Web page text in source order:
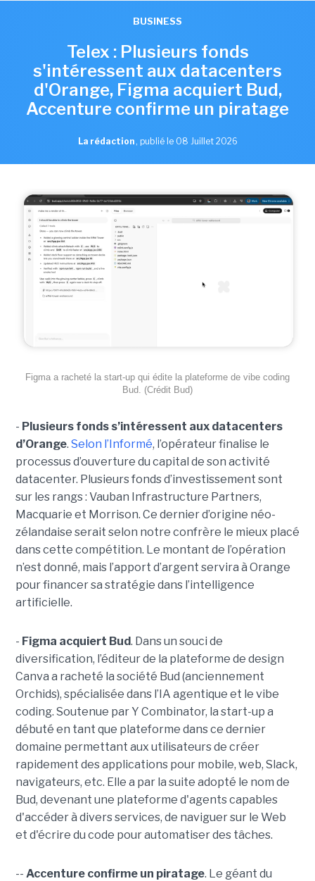
BUSINESS
Telex : Plusieurs fonds
s'intéressent aux datacenters
d'Orange, Figma acquiert Bud,
Accenture confirme un piratage
La rédaction , publié le 08 Juillet 2026
Figma a racheté la start-up qui édite la plateforme de vibe coding
Bud. (Crédit Bud)
- Plusieurs fonds s’intéressent aux datacenters
d’Orange. Selon l’Informé, l’opérateur finalise le
processus d’ouverture du capital de son activité
datacenter. Plusieurs fonds d’investissement sont
sur les rangs : Vauban Infrastructure Partners,
Macquarie et Morrison. Ce dernier d’origine néo-
zélandaise serait selon notre confrère le mieux placé
dans cette compétition. Le montant de l’opération
n’est donné, mais l’apport d’argent servira à Orange
pour financer sa stratégie dans l’intelligence
artificielle.
- Figma acquiert Bud. Dans un souci de
diversification, l’éditeur de la plateforme de design
Canva a racheté la société Bud (anciennement
Orchids), spécialisée dans l’IA agentique et le vibe
coding. Soutenue par Y Combinator, la start-up a
débuté en tant que plateforme dans ce dernier
domaine permettant aux utilisateurs de créer
rapidement des applications pour mobile, web, Slack,
navigateurs, etc. Elle a par la suite adopté le nom de
Bud, devenant une plateforme d'agents capables
d'accéder à divers services, de naviguer sur le Web
et d'écrire du code pour automatiser des tâches.
-- Accenture confirme un piratage. Le géant du